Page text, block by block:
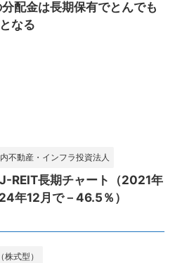
配金は長期保有でとんでも
なる
不動産・インフラ投資法人
J-REIT長期チャート（2021年
年12月で－46.5％）
式型）